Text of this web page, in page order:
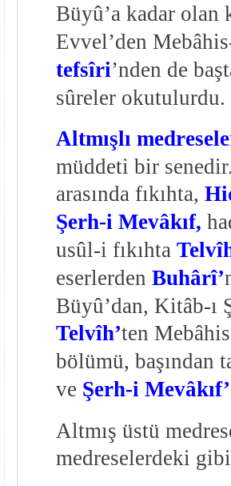
Büyû’a kadar olan
Evvel’den
tefsîri’nden de
sûreler okutulurdu.
Altmışlı
müddeti bir
arasında fıkıhta,
Şerh-i Mevâkıf,
usûl-i fıkıhta
eserlerden Buhârî’
Büyû’dan, Kitâb-ı
Telvîh’ten
bölümü, başından
ve Şerh-i Mevâkıf’
Altmış üstü
medreselerdeki